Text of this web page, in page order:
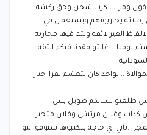
ومرات كرت شحن وحق ركشه
يحاربونهم ويستعمل في
الغير لائقه ويتم فيها محاربه
….غايتو فقدنا فيكم الثقه
..الواحد كان بتعشم يقرا اخبار
بس طلعتو لسانكم طويل بس
كذاب وفلان مرتشي وفلان متحيز
.تاني اي حاجه بتكتبوها سيوفو انتو